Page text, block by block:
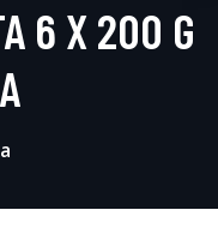
6 X 200 G